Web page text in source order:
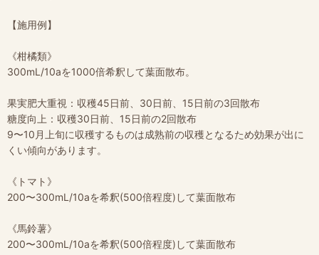
【施用例】
《柑橘類》
300mL/10aを1000倍希釈して葉面散布。
果実肥大重視：収穫45日前、30日前、15日前の3回散布
糖度向上：収穫30日前、15日前の2回散布
9〜10月上旬に収穫するものは成熟前の収穫となるため効果が出に
くい傾向があります。
《トマト》
200〜300mL/10aを希釈(500倍程度)して葉面散布
《馬鈴薯》
200〜300mL/10aを希釈(500倍程度)して葉面散布